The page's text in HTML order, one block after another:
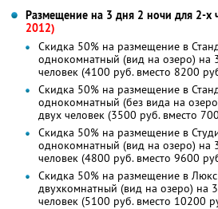
Размещение на 3 дня 2 ночи для 2-х
2012)
Скидка 50% на размещение в
однокомнатный (вид на озеро) на
человек (4100 руб. вместо 8200
Скидка 50% на размещение в
однокомнатный (без вида на озеро
двух человек (3500 руб. вместо
Скидка 50% на размещение в
однокомнатный (вид на озеро) на
человек (4800 руб. вместо 9600
Скидка 50% на размещение в
двухкомнатный (вид на озеро) на
человек (5100 руб. вместо 10200